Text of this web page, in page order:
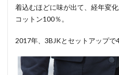
着込むほどに味が出て、経年変
コットン100％。
2017年、3BJKとセットアップで